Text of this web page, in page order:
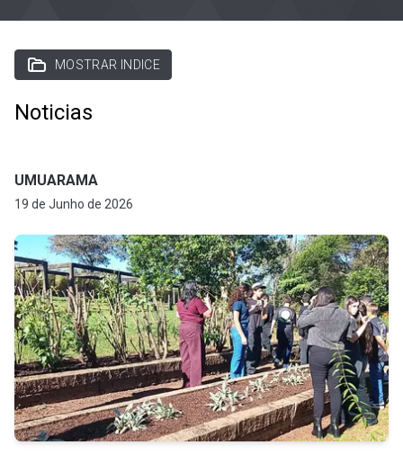
MOSTRAR INDICE
Noticias
UMUARAMA
19 de Junho de 2026